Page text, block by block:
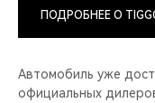
ПОДРОБНЕЕ О
Автомобиль уже
официальных